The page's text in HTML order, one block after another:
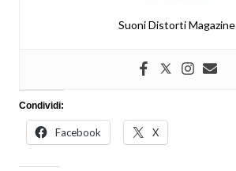
Suoni Distorti Magazine
Condividi:
Facebook X